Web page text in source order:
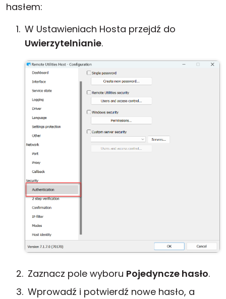
hasłem:
W Ustawieniach Hosta przejdź do
Uwierzytelnianie.
Zaznacz pole wyboru Pojedyncze hasło.
Wprowadź i potwierdź nowe hasło, a